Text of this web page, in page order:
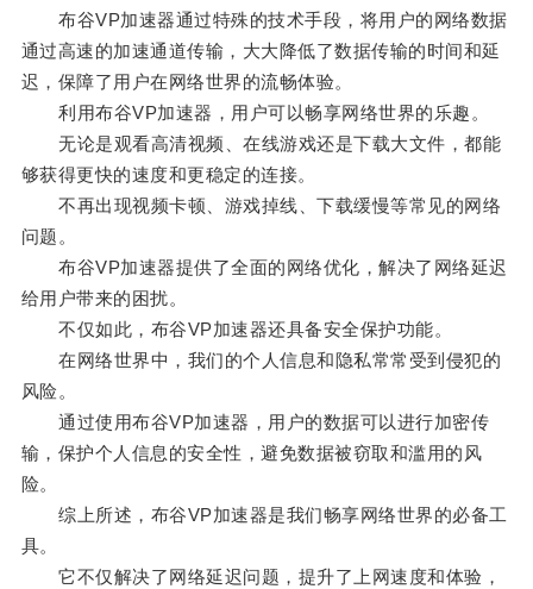
布谷VP加速器通过特殊的技术手段，将用户的网络数据
通过高速的加速通道传输，大大降低了数据传输的时间和延
迟，保障了用户在网络世界的流畅体验。
利用布谷VP加速器，用户可以畅享网络世界的乐趣。
无论是观看高清视频、在线游戏还是下载大文件，都能
够获得更快的速度和更稳定的连接。
不再出现视频卡顿、游戏掉线、下载缓慢等常见的网络
问题。
布谷VP加速器提供了全面的网络优化，解决了网络延迟
给用户带来的困扰。
不仅如此，布谷VP加速器还具备安全保护功能。
在网络世界中，我们的个人信息和隐私常常受到侵犯的
风险。
通过使用布谷VP加速器，用户的数据可以进行加密传
输，保护个人信息的安全性，避免数据被窃取和滥用的风
险。
综上所述，布谷VP加速器是我们畅享网络世界的必备工
具。
它不仅解决了网络延迟问题，提升了上网速度和体验，